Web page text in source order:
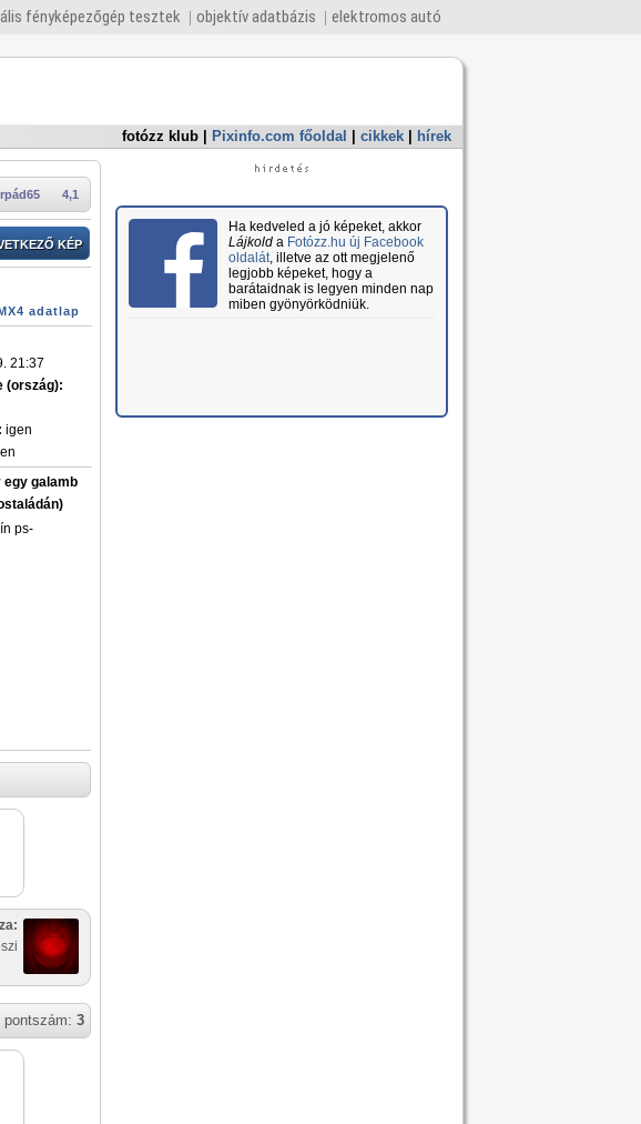
fényképezőgép tesztek objektív adatbázis elektromos autó
fotózz klub Pixinfo.com főoldal cikkek hírek
4,1
KÉP
adatlap
21:37
(ország):
igen
egy galamb
ps-
pontszám: 3
Ha kedveled a jó képeket, akkor
Lájkolda Fotózz.hu új Facebook
oldalát, illetve az ott megjelenő
legjobb képeket, hogy a
barátaidnak is legyen minden nap
miben gyönyörködniük.